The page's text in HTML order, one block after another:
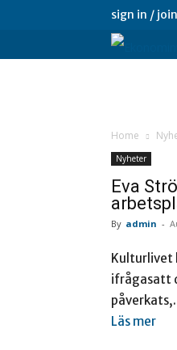
sign in / join
Home
Nyheter
Eva
By admin -
Kulturlivet
ifrågasatt
Läs mer